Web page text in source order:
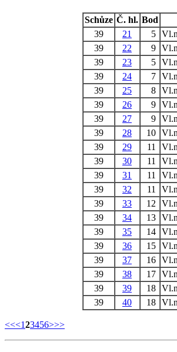
Schůze Č. hl. Bod
39
21 5
39
22 9
39
23 5
39
24 7
39
25 8
39
26 9
39
27 9
39
28 10
39
29 11
39
30 11
39
31 11
39
32 11
39
33 12
39
34 13
39
35 14
39
36 15
39
37 16
39
38 17
39
39 18
39
40 18
<<<123456>>>